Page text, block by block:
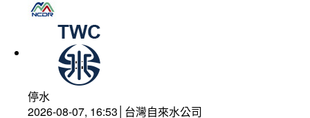
停水
2026-08-07, 16:53│台灣自來水公司